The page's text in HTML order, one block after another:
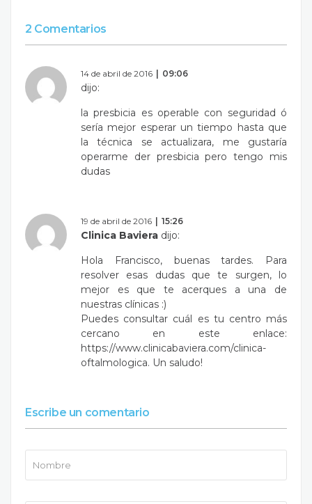
2 Comentarios
14 de abril de 2016 09:06
dijo:
la presbicia es operable con seguridad ó
sería mejor esperar un tiempo hasta que
la técnica se actualizara, me gustaría
operarme der presbicia pero tengo mis
dudas
19 de abril de 2016 15:26
Clinica Baviera dijo:
Hola Francisco, buenas tardes. Para
resolver esas dudas que te surgen, lo
mejor es que te acerques a una de
nuestras clínicas :)
Puedes consultar cuál es tu centro más
cercano en este enlace:
https://www.clinicabaviera.com/clinica-
oftalmologica. Un saludo!
Escribe un comentario